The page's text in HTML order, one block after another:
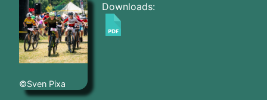
©Sven Pixa
Downloads: